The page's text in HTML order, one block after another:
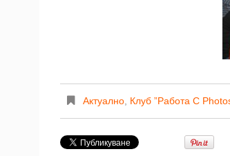
Актуално Клуб ”Работа С